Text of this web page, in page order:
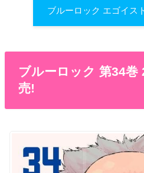
ブルーロック エゴイス
ブルーロック 第34巻
売!